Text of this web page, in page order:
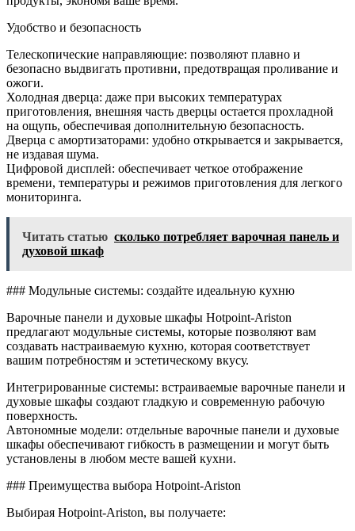
Удобство и безопасность
Телескопические направляющие: позволяют плавно и
безопасно выдвигать противни, предотвращая проливание и
ожоги.
Холодная дверца: даже при высоких температурах
приготовления, внешняя часть дверцы остается прохладной
на ощупь, обеспечивая дополнительную безопасность.
Дверца с амортизаторами: удобно открывается и закрывается,
не издавая шума.
Цифровой дисплей: обеспечивает четкое отображение
времени, температуры и режимов приготовления для легкого
мониторинга.
Читать статью сколько потребляет варочная панель и
духовой шкаф
### Модульные системы: создайте идеальную кухню
Варочные панели и духовые шкафы Hotpoint-Ariston
предлагают модульные системы, которые позволяют вам
создавать настраиваемую кухню, которая соответствует
вашим потребностям и эстетическому вкусу.
Интегрированные системы: встраиваемые варочные панели и
духовые шкафы создают гладкую и современную рабочую
поверхность.
Автономные модели: отдельные варочные панели и духовые
шкафы обеспечивают гибкость в размещении и могут быть
установлены в любом месте вашей кухни.
### Преимущества выбора Hotpoint-Ariston
Выбирая Hotpoint-Ariston, вы получаете: